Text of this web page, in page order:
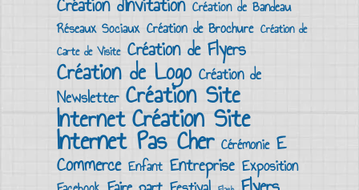
Création de Bandeau
Réseaux Sociaux Création de Brochure Création de
Carte de Visite Création de Flyers
Création de Logo Création de
Newsletter Création Site
InternetCréation Site
Internet Pas Cher Cérémonie E
Commerce Enfant Entreprise Exposition